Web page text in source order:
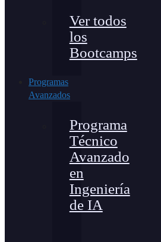
Ver todos
los
Bootcamps
Programas
Avanzados
Programa
Técnico
Avanzado
en
Ingeniería
de IA